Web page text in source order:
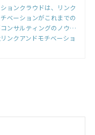
ド
ョンクラウドは、リンク
ベーションがこれまでの
ンサルティングのノウハ
開発した国内初の組織改
です。組織のモノサシ
ンクアンドモチベーショ